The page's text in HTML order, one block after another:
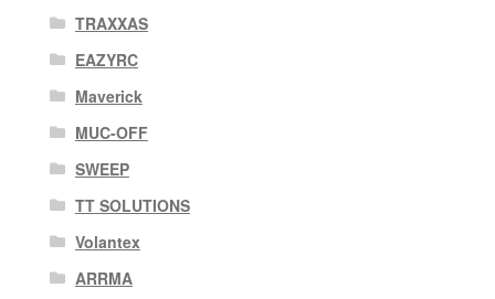
TRAXXAS
EAZYRC
Maverick
MUC-OFF
SWEEP
TT SOLUTIONS
Volantex
ARRMA